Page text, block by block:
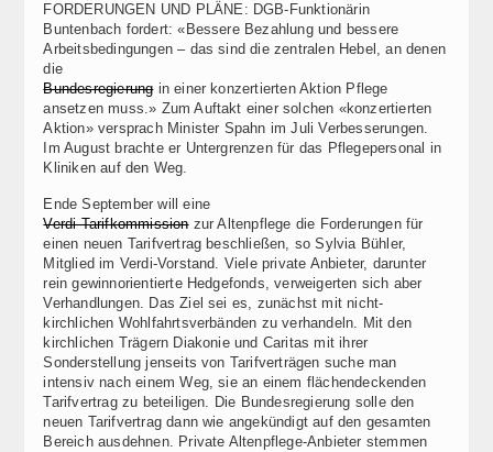
FORDERUNGEN UND PLÄNE: DGB-Funktionärin
Buntenbach fordert: «Bessere Bezahlung und bessere
Arbeitsbedingungen – das sind die zentralen Hebel, an denen
die
Bundesregierungin einer konzertierten Aktion Pflege
ansetzen muss.» Zum Auftakt einer solchen «konzertierten
Aktion» versprach Minister Spahn im Juli Verbesserungen.
Im August brachte er Untergrenzen für das Pflegepersonal in
Kliniken auf den Weg.
Ende September will eine
Verdi-Tarifkommissionzur Altenpflege die Forderungen für
einen neuen Tarifvertrag beschließen, so Sylvia Bühler,
Mitglied im Verdi-Vorstand. Viele private Anbieter, darunter
rein gewinnorientierte Hedgefonds, verweigerten sich aber
Verhandlungen. Das Ziel sei es, zunächst mit nicht-
kirchlichen Wohlfahrtsverbänden zu verhandeln. Mit den
kirchlichen Trägern Diakonie und Caritas mit ihrer
Sonderstellung jenseits von Tarifverträgen suche man
intensiv nach einem Weg, sie an einem flächendeckenden
Tarifvertrag zu beteiligen. Die Bundesregierung solle den
neuen Tarifvertrag dann wie angekündigt auf den gesamten
Bereich ausdehnen. Private Altenpflege-Anbieter stemmen